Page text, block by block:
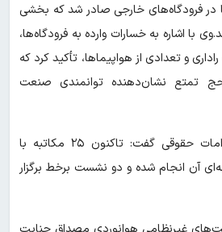
در فرودگاه‌های خارجی صادر شد که بخشی
با اشاره به خسارات وارده به فرودگاه‌ها،
و تعدادی از هواپیماها، تأکید کرد که
تمتع نشان‌دهنده توانمندی صنعت
شیرودی در خصوص اقدامات حقوقی گفت: تاکنون ۲۵ مکاتبه با
آن انجام شده و دو نشست برخط برگزار